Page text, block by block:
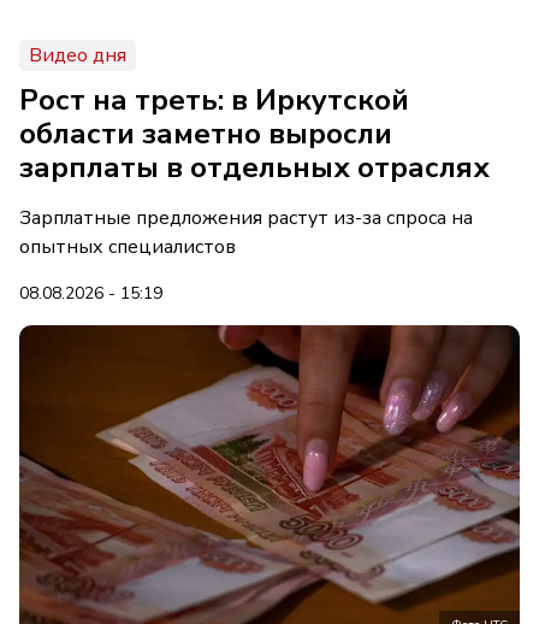
Видео дня
Рост на треть: в Иркутской
области заметно выросли
зарплаты в отдельных отраслях
Зарплатные предложения растут из-за спроса на
опытных специалистов
08.08.2026 - 15:19